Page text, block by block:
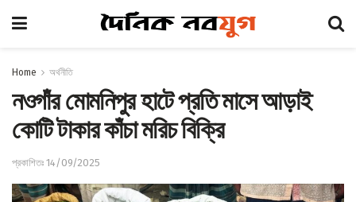
Home অর্থনীতি
নওগাঁর মোমনিপুর হাটে প্রতি মাসে আড়াই
কোটি টাকার কাঁচা মরিচ বিক্রি
প্রকাশিতঃ 14/09/2025